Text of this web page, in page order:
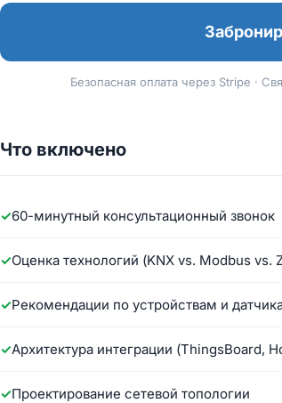
Безопасная оплата через Stripe ·
Что включено
60-минутный консультационный звонок
Оценка технологий (KNX vs. Modbus vs.
Рекомендации по устройствам и
Архитектура интеграции (ThingsBoard,
Проектирование сетевой топологии